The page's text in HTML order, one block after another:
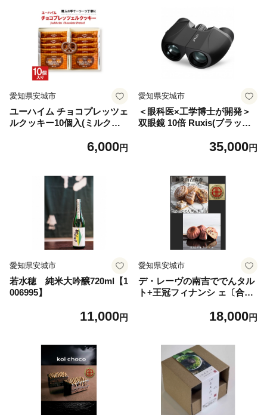
愛知県安城市
ユーハイム チョコプレッツェ
ルクッキー10個入(ミルクチ
6,000円
愛知県安城市
＜眼科医×工学博士が開発＞
双眼鏡 10倍 Ruxis(ブラック)
35,000円
愛知県安城市
若水穂 純米大吟醸720ml【1
006995】
11,000円
愛知県安城市
デ・レーヴの南吉ででんタル
ト+王冠フィナンシ ェ〔合計
18,000円